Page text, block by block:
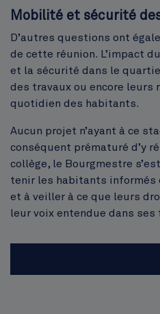
Mobilité et sécurité
D’autres questions ont
de cette réunion. L’impact
et la sécurité dans le
des travaux ou encore leurs
quotidien des habitants.
Aucun projet n’ayant à ce
conséquent prématuré d’y
collège, le Bourgmestre
tenir les habitants informés
et à veiller à ce que leurs
leur voix entendue dans